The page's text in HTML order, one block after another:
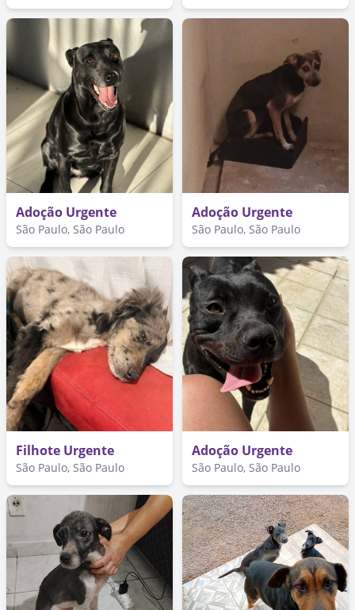
Adoção Urgente
São Paulo, São Paulo
Adoção Urgente
São Paulo, São Paulo
Filhote Urgente
São Paulo, São Paulo
Adoção Urgente
São Paulo, São Paulo